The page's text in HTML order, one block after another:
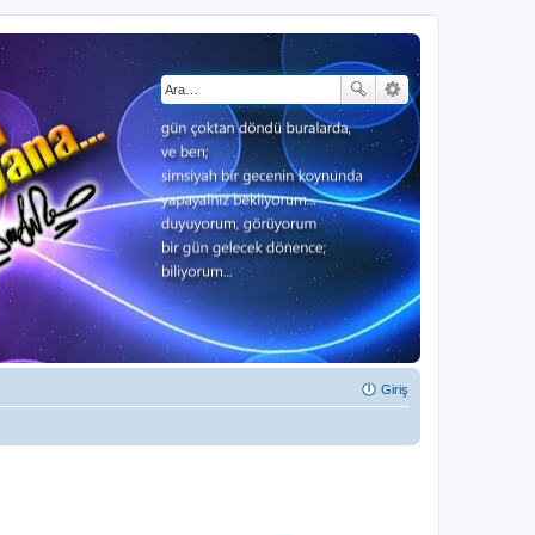
Giriş